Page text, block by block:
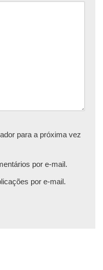
para a próxima vez
por e-mail.
por e-mail.